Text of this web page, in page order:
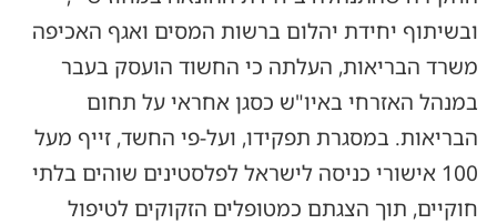
ובשיתוף יחידת יהלום ברשות המסים ואגף האכיפה
משרד הבריאות, העלתה כי החשוד הועסק בעבר
במנהל האזרחי באיו"ש כסגן אחראי על תחום
הבריאות. במסגרת תפקידו, ועל-פי החשד, זייף מעל
100 אישורי כניסה לישראל לפלסטינים שוהים בלתי
חוקיים, תוך הצגתם כמטופלים הזקוקים לטיפול